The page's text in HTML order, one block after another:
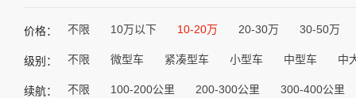
价格： 不限 10万以下 10-20万 20-30万 30-50万
级别： 不限 微型车 紧凑型车 小型车 中型车 中
续航： 不限 100-200公里 200-300公里 300-400公里